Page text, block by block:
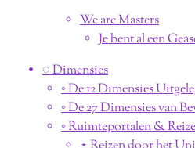
We are Masters
Je bent al een
◌ Dimensies
◦ De 12 Dimensies
◦ De 27 Dimensies van
◦ Ruimteportalen &